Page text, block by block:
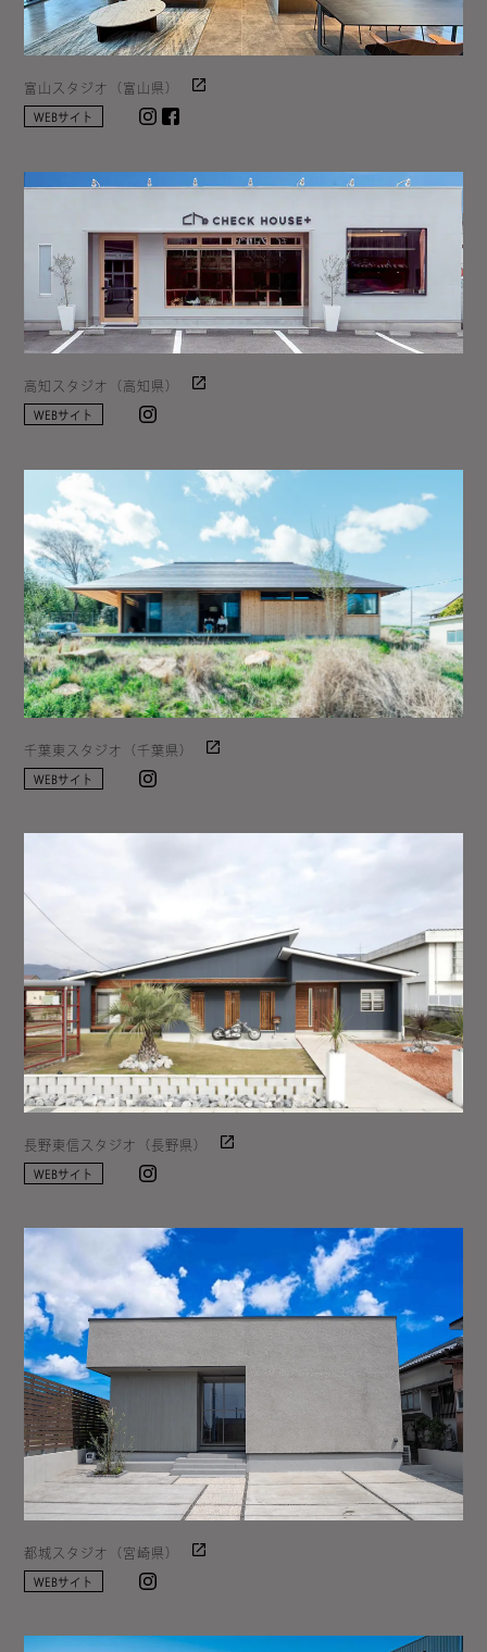
富山スタジオ（富山県）
WEBサイト Instagram
高知スタジオ（高知県）
WEBサイト
千葉東スタジオ（千葉県）
WEBサイト
長野東信スタジオ（長野県）
WEBサイト
都城スタジオ（宮崎県）
WEBサイト